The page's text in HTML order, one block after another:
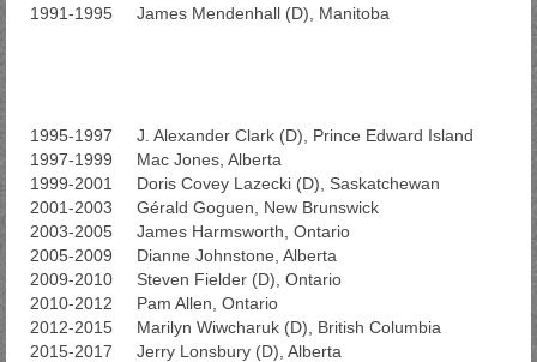
1991-1995 James Mendenhall (D), Manitoba
1995-1997 J. Alexander Clark (D), Prince Edward Island
1997-1999 Mac Jones, Alberta
1999-2001 Doris Covey Lazecki (D), Saskatchewan
2001-2003 Gérald Goguen, New Brunswick
2003-2005 James Harmsworth, Ontario
2005-2009 Dianne Johnstone, Alberta
2009-2010 Steven Fielder (D), Ontario
2010-2012 Pam Allen, Ontario
2012-2015 Marilyn Wiwcharuk (D), British Columbia
2015-2017 Jerry Lonsbury (D), Alberta